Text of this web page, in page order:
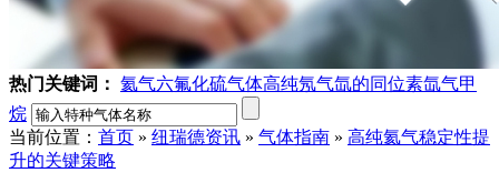
热门关键词： 氦气六氟化硫气体高纯氖气氙的同位素氙气甲
烷
当前位置： 首页 » 纽瑞德资讯 » 气体指南 » 高纯氦气稳定性提
升的关键策略